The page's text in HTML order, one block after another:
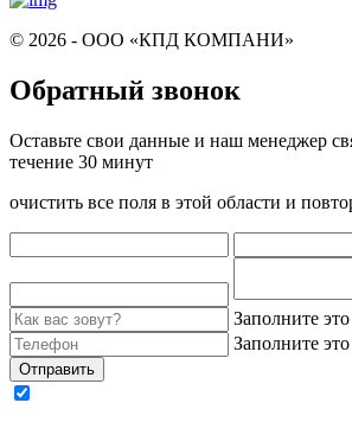
© 2026 - ООО «КПД КОМПАНИ»
Обратный звонок
Оставьте свои данные и наш менеджер
течение 30 минут
очистить все поля в этой области и
Заполните
Заполните
Отправить